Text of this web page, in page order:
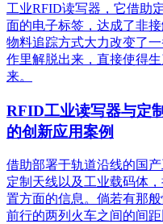
工业RFID读写器，它借助
面的电子标签，达成了非
物料追踪方式大力改变了
作里解脱出来，直接使得
来。
RFID工业读写器与定
的创新应用案例
借助部署于轨道沿线的国
定制天线以及工业载码体
置方面的信息。倘若有那
前行的两列火车之间的间